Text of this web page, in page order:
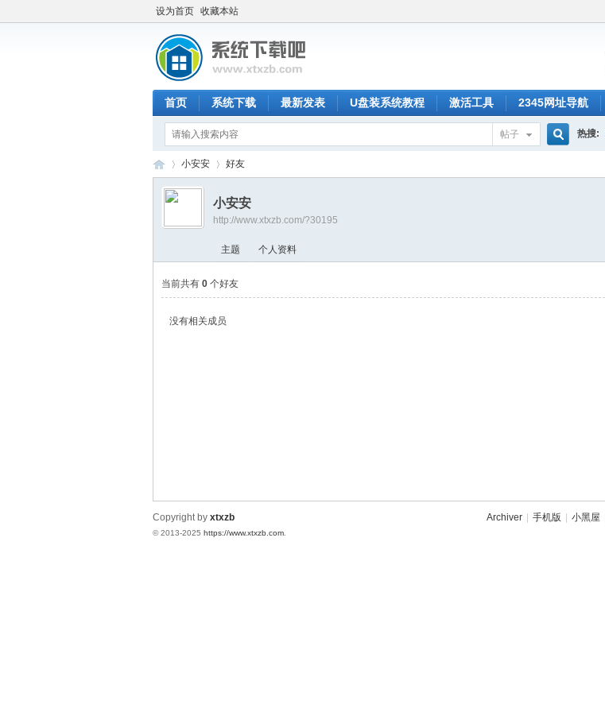
设为首页 收藏本站
首页 系统下载 最新发表 U盘装系统教程 激活工具 2345网址导航
帖子 热搜:
›
小安安 好友
小安安
http://www.xtxzb.com/?30195
主题 个人资料
当前共有 0 个好友
没有相关成员
Archiver 手机版 小黑屋
Copyright by xtxzb
© 2013-2025 https://www.xtxzb.com